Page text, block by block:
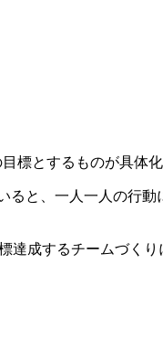
とするものが具体
と、一人一人の行
達成するチームづく